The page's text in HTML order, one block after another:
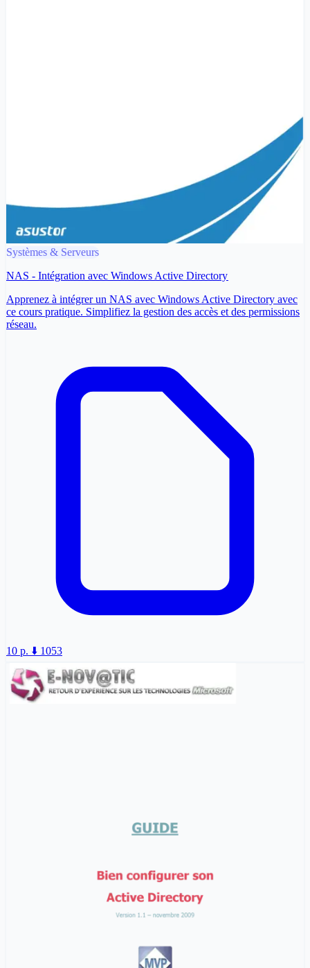
Systèmes & Serveurs
NAS - Intégration avec Windows Active Directory
Apprenez à intégrer un NAS avec Windows Active Directory avec
ce cours pratique. Simplifiez la gestion des accès et des permissions
réseau.
10 p. ⬇️ 1053